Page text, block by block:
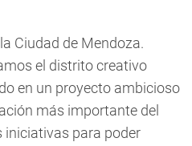
Ciudad de Mendoza.
el distrito creativo
en un proyecto ambicioso
más importante del
iniciativas para poder